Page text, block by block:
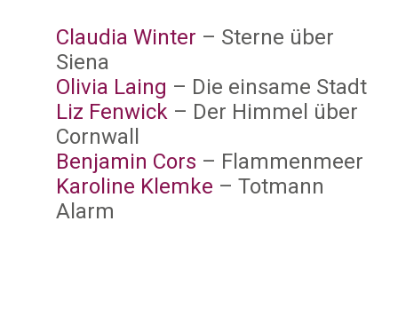
Claudia Winter – Sterne über
Siena
Olivia Laing – Die einsame Stadt
Liz Fenwick – Der Himmel über
Cornwall
Benjamin Cors – Flammenmeer
Karoline Klemke – Totmann
Alarm